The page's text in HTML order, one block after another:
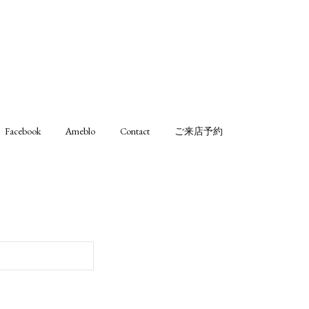
Facebook Ameblo Contact ご来店予約